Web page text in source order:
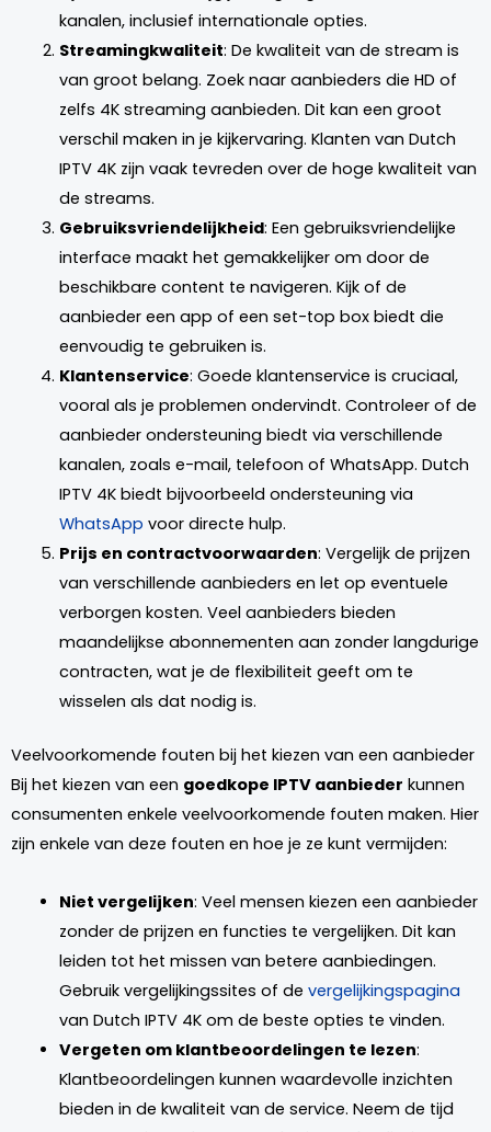
kanalen, inclusief internationale opties.
Streamingkwaliteit: De kwaliteit van de stream is
van groot belang. Zoek naar aanbieders die HD of
zelfs 4K streaming aanbieden. Dit kan een groot
verschil maken in je kijkervaring. Klanten van Dutch
IPTV 4K zijn vaak tevreden over de hoge kwaliteit van
de streams.
Gebruiksvriendelijkheid: Een gebruiksvriendelijke
interface maakt het gemakkelijker om door de
beschikbare content te navigeren. Kijk of de
aanbieder een app of een set-top box biedt die
eenvoudig te gebruiken is.
Klantenservice: Goede klantenservice is cruciaal,
vooral als je problemen ondervindt. Controleer of de
aanbieder ondersteuning biedt via verschillende
kanalen, zoals e-mail, telefoon of WhatsApp. Dutch
IPTV 4K biedt bijvoorbeeld ondersteuning via
WhatsApp voor directe hulp.
Prijs en contractvoorwaarden: Vergelijk de prijzen
van verschillende aanbieders en let op eventuele
verborgen kosten. Veel aanbieders bieden
maandelijkse abonnementen aan zonder langdurige
contracten, wat je de flexibiliteit geeft om te
wisselen als dat nodig is.
Veelvoorkomende fouten bij het kiezen van een aanbieder
Bij het kiezen van een goedkope IPTV aanbieder kunnen
consumenten enkele veelvoorkomende fouten maken. Hier
zijn enkele van deze fouten en hoe je ze kunt vermijden:
Niet vergelijken: Veel mensen kiezen een aanbieder
zonder de prijzen en functies te vergelijken. Dit kan
leiden tot het missen van betere aanbiedingen.
Gebruik vergelijkingssites of de vergelijkingspagina
van Dutch IPTV 4K om de beste opties te vinden.
Vergeten om klantbeoordelingen te lezen:
Klantbeoordelingen kunnen waardevolle inzichten
bieden in de kwaliteit van de service. Neem de tijd